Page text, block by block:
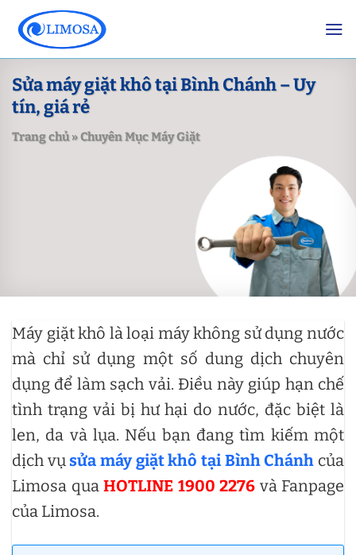
content
Sửa máy giặt khô tại Bình Chánh – Uy
tín, giá rẻ
Trang chủ»Chuyên Mục Máy Giặt
Máy giặt khô là loại máy không sử dụng nước
mà chỉ sử dụng một số dung dịch chuyên
dụng để làm sạch vải. Điều này giúp hạn chế
tình trạng vải bị hư hại do nước, đặc biệt là
len, da và lụa. Nếu bạn đang tìm kiếm một
dịch vụsửa máy giặt khô tại Bình Chánh của
Limosa qua HOTLINE 1900 2276 và Fanpage
của Limosa.